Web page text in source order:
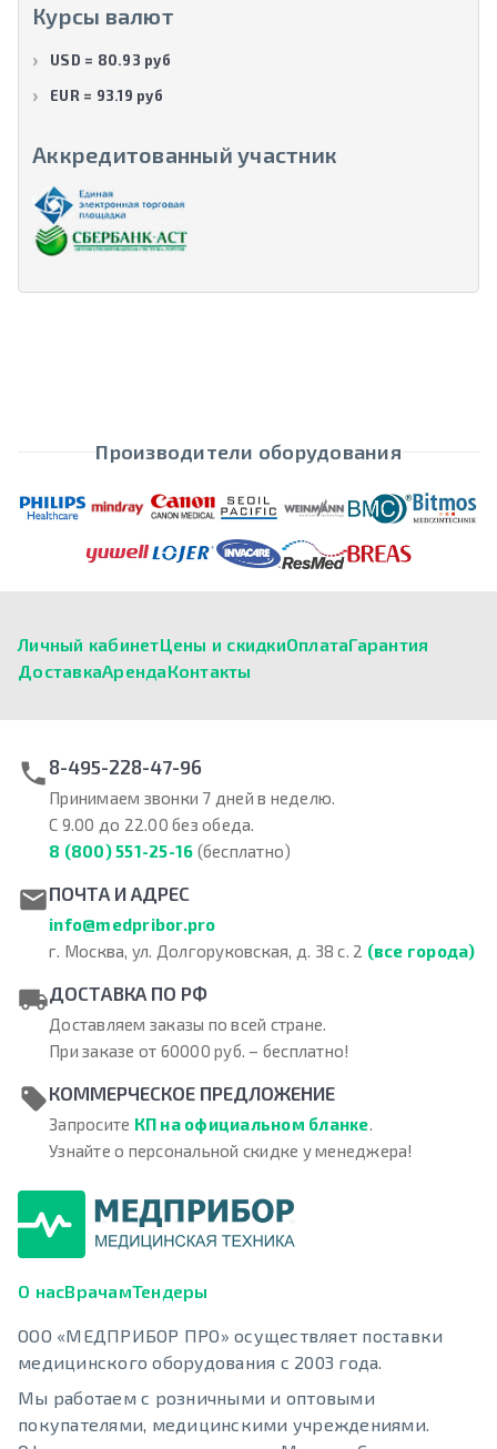
Курсы валют
USD = 80.93 руб
EUR = 93.19 руб
Аккредитованный участник
Производители оборудования
Личный кабинетЦены и скидкиОплатаГарантия
ДоставкаАрендаКонтакты
8-495-228-47-96
Принимаем звонки 7 дней в неделю.
С 9.00 до 22.00 без обеда.
8 (800) 551-25-16 (бесплатно)
ПОЧТА И АДРЕС
info@medpribor.pro
г. Москва, ул. Долгоруковская, д. 38 с. 2 (все города)
ДОСТАВКА ПО РФ
Доставляем заказы по всей стране.
При заказе от 60000 руб. – бесплатно!
КОММЕРЧЕСКОЕ ПРЕДЛОЖЕНИЕ
Запросите КП на официальном бланке.
Узнайте о персональной скидке у менеджера!
О насВрачамТендеры
ООО «МЕДПРИБОР ПРО» осуществляет поставки
медицинского оборудования с 2003 года.
Мы работаем с розничными и оптовыми
покупателями, медицинскими учреждениями.